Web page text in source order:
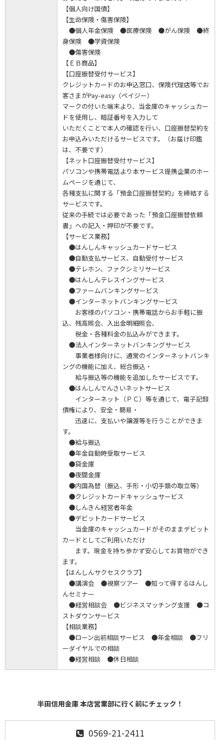
【個人向け国債】
【生命保険・傷害保険】
●個人年金保険 ●医療保険 ●がん保険 ●終
身保険 ●学資保険
●傷害保険
【ＥＢ商品】
【口座振替受付サービス】
クレジットカードのお申込窓口、保険代理店等でお
客さまがPay-easy（ペイジー）
マークの付いた端末より、当金庫のキャッシュカー
ドを使用し、暗証番号を入力して
いただくことで本人の確認を行い、口座振替契約を
お申込みいただけるサービスです。（お届け印鑑
は、不要です）
【ネット口座振替受付サービス】
パソコンや携帯電話より本サービス提携企業のホー
ムページを通じて、
各種支払に関する「預金口座振替契約」を締結する
サービスです。
従来の手続では必要であった「預金口座振替依頼
書」への記入・押印が不要です。
【サービス業務】
●はんしんキャッシュカードサービス
●自動支払サービス、自動受付サービス
●テレホン、ファクシミリサービス
●はんしんテレスイングサービス
●ファームバンキングサービス
●インターネットバンキングサービス
お客様のパソコン・携帯電話からお手軽に振
込、残高照会、入出金明細照会、
税金・各種料金の払込みができます。
●法人インターネットバンキングサービス
事業者様向けに、通常のインターネットバンキ
ングの機能に加え、総合振込・
給与振込等の機能を追加したサービスです。
●はんしんでんさいネットサービス
インターネット（ＰＣ）等を通じて、電子記録
債権により、安全・簡易・
迅速に、支払いや譲渡等を行うことができま
す。
●給与振込
●年金自動時受取サービス
●貸金庫
●夜間金庫
●内国為替（振込、手形・小切手類の取立等）
●クレジットカードキャッシュサービス
●しんきん経営者年金
●デビットカードサービス
当金庫のキャッシュカードがそのままデビット
カードとしてご利用いただけ
ます。現金を持ち歩かず安心してお買物ができ
ます。
【はんしんサクセスクラブ】
●講演会 ●視察ツアー ●知って得するはんし
んセミナー
●経営相談会 ●ビジネスマッチング支援 ●コ
ストダウンサービス
【相談業務】
●ローン出前相談サービス ●年金相談 ●フリ
ーダイヤルでの相談
●経営相談 ●休日相談
半田信用金庫 本店営業部に行く前にチェック！
0569-21-2411